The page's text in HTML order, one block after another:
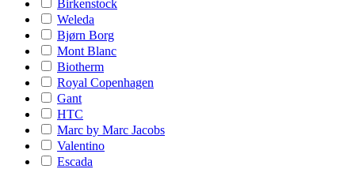
Birkenstock
Weleda
Bjørn Borg
Mont Blanc
Biotherm
Royal Copenhagen
Gant
HTC
Marc by Marc Jacobs
Valentino
Escada